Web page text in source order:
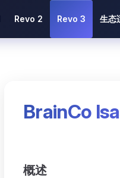
Revo 2 Revo 3 生态
BrainCo
概述